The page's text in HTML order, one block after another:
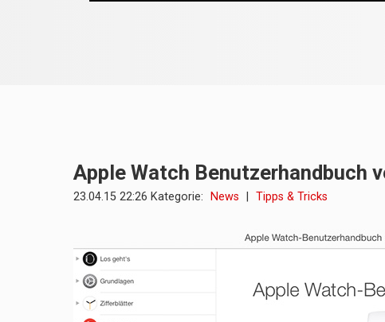
Apple Watch Benutzerhandbuch
23.04.15 22:26 Kategorie: News Tipps & Tricks